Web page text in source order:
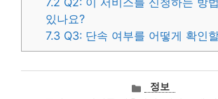
있나요?
7.3 Q3: 단속 여부를 어떻게 확인
카정보